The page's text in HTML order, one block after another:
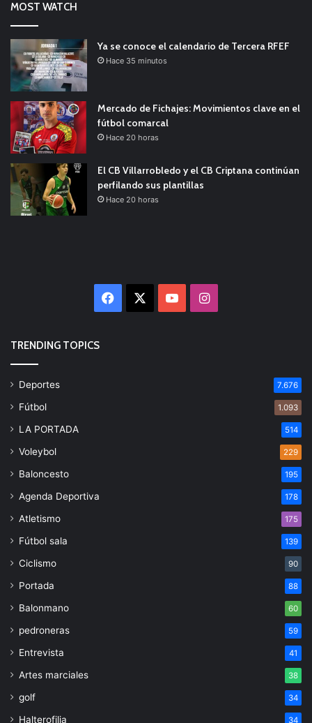
MOST WATCH
Ya se conoce el calendario de Tercera RFEF
Hace 35 minutos
Mercado de Fichajes: Movimientos clave en el
fútbol comarcal
Hace 20 horas
El CB Villarrobledo y el CB Criptana continúan
perfilando sus plantillas
Hace 20 horas
Facebook YouTubeInstagram
TRENDING TOPICS
Deportes 7.676
Fútbol 1.093
LA PORTADA 514
Voleybol 229
Baloncesto 195
Agenda Deportiva 178
Atletismo 175
Fútbol sala 139
Ciclismo 90
Portada 88
Balonmano 60
pedroneras 59
Entrevista 41
Artes marciales 38
golf 34
Halterofilia 34